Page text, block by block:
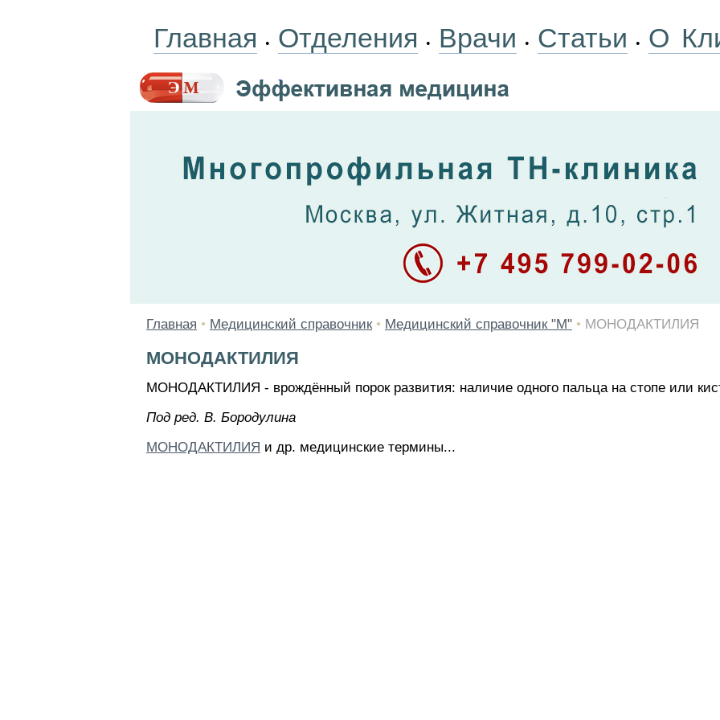
Главная • Отделения • Врачи • Статьи • О
Главная • Медицинский справочник • Медицинский справочник "М" • МОНОДАКТИЛИЯ
МОНОДАКТИЛИЯ
МОНОДАКТИЛИЯ - врождённый порок развития: наличие одного пальца на стопе или
Пoд peд. B. Бopoдyлинa
МОНОДАКТИЛИЯ и др. медицинские термины...